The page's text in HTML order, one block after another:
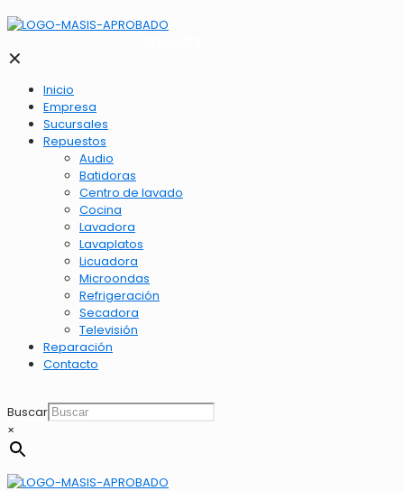
✕
Inicio
Empresa
Sucursales
Repuestos
Audio
Batidoras
Centro de lavado
Cocina
Lavadora
Lavaplatos
Licuadora
Microondas
Refrigeración
Secadora
Televisión
Reparación
Contacto
Buscar
×